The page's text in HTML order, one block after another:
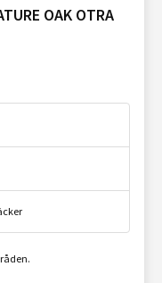
OAK OTRA